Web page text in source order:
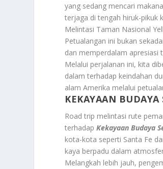
yang sedang mencari
terjaga di tengah hiruk-pikuk
Melintasi Taman Nasional
Petualangan ini bukan
dan memperdalam apresiasi
Melalui perjalanan ini, kita
dalam terhadap keindahan
alam Amerika melalui
KEKAYAAN BUDAYA
Road trip melintasi rute
terhadapKekayaan Budaya
kota-kota seperti Santa Fe
kaya berpadu dalam
Melangkah lebih jauh,